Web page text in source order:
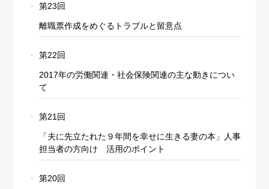
第23回
離職票作成をめぐるトラブルと留意点
第22回
2017年の労働関連・社会保険関連の主な動きについ
て
第21回
「夫に先立たれた９年間を幸せに生きる妻の本」人事
担当者の方向け 活用のポイント
第20回